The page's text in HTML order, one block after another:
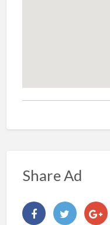
Share Ad